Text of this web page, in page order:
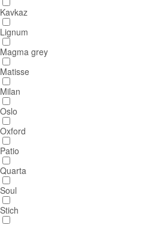
Kavkaz
Lignum
Magma grey
Matisse
Milan
Oslo
Oxford
Patio
Quarta
Soul
Stich